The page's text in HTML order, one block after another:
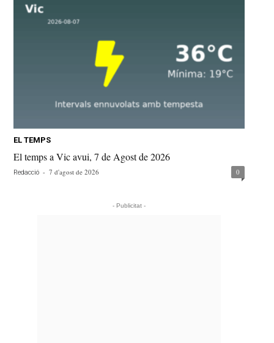
EL TEMPS
El temps a Vic avui, 7 de Agost de 2026
Redacció - 7 d'agost de 2026 0
- Publicitat -